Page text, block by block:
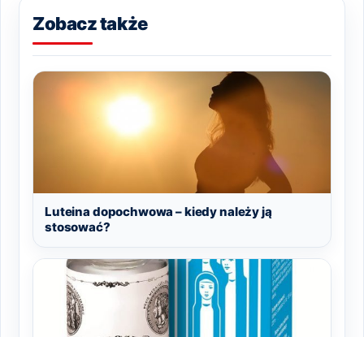
Zobacz także
Luteina dopochwowa – kiedy należy ją
stosować?